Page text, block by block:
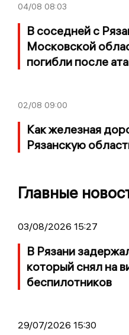
04/08 08:03
В соседней с
Московской
погибли после
02/08 09:00
Как железная
Рязанскую
Главные
03/08/2026 15:27
В Рязани
который снял на
беспилотников
29/07/2026 15:30